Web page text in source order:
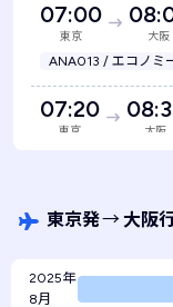
07:00
東京 大阪
ANA013 / エコノミ
07:20
東京 大阪
東京発→大阪
2025年
8月